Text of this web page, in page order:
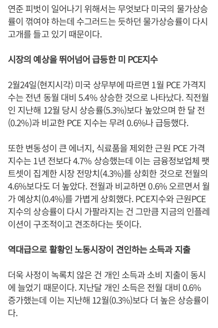
연준 피벗이 일어나기 위해서는 무엇보다 미국의 물가상승
률이 꺾여야 하는데 수그러드는 듯하던 물가상승률이 다시
고개를 들고 있기 때문이다.
시장의 예상을 뛰어넘어 급등한 미 PCE지수
2월24일(현지시각) 미국 상무부에 따르면 1월 PCE 가격지
수는 전년 동월 대비 5.4% 상승한 것으로 나타났다. 직전월
인 지난해 12월 당시 상승률(5.3%)보다 높았으며 한 달 전
(0.2%)과 비교한 PCE 지수는 무려 0.6%나 급등했다.
또한 변동성이 큰 에너지, 식료품을 제외한 근원 PCE 가격
지수는 1년 전보다 4.7% 상승했는데 이는 금융정보업체 팻
트셋이 집계한 시장 전망치(4.3%)를 상회한 것으로 전월의
4.6%보다도 더 높았다. 전월과 비교하면 0.6% 오르면서 월
가 예상치(0.4%)를 가볍게 상회했다. PCE지수와 근원PCE
지수의 상승률이 다시 가팔라지는 건 그만큼 지금의 인플레
이션이 구조적이고 견조하다는 뜻이다.
역대급으로 활황인 노동시장이 견인하는 소득과 지출
더욱 사정이 녹록치 않은 건 개인 소득과 소비 지출이 동시
에 늘었기 때문이다. 지난달 개인 소득은 전월 대비 0.6%
증가했는데 이는 지난해 12월(0.3%)보다 더 높은 상승률이
다.